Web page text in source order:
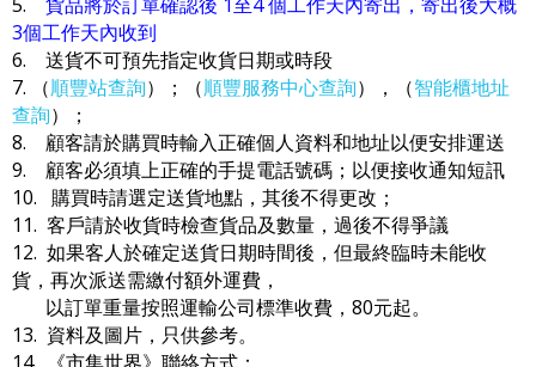
3個工作天內收到
6. 送貨不可預先指定收貨日期或時段
7. （順豐站查詢）；（順豐服務中心查詢），（智能櫃地址
查詢）；
8. 顧客請於購買時輸入正確個人資料和地址以便安排運送
9. 顧客必須填上正確的手提電話號碼；以便接收通知短訊
10. 購買時請選定送貨地點，其後不得更改；
11. 客戶請於收貨時檢查貨品及數量，過後不得爭議
12. 如果客人於確定送貨日期時間後，但最終臨時未能收
貨，再次派送需繳付額外運費，
以訂單重量按照運輸公司標準收費，80元起。
13. 資料及圖片，只供參考。